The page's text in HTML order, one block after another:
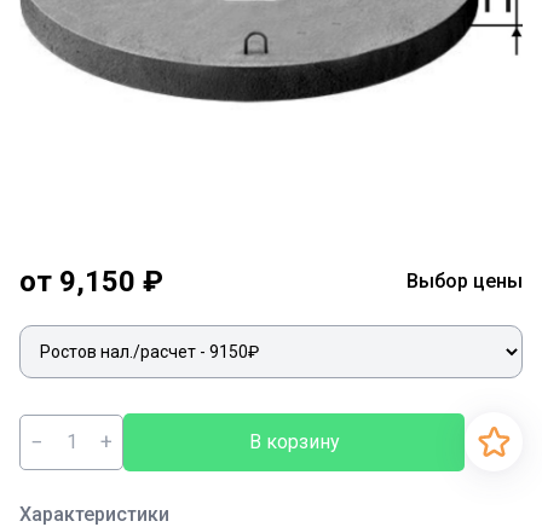
от 9,150 ₽ Выбор цены
− + В корзину
Характеристики